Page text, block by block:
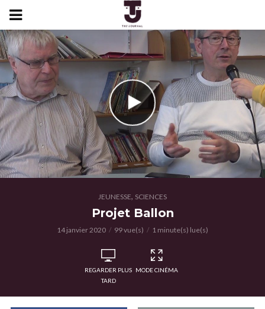
JEUNESSE, SCIENCES
Projet Ballon
14 janvier 2020 99 vue(s) 1 minute(s) lue(s)
REGARDER PLUS
TARD
MODE CINÉMA